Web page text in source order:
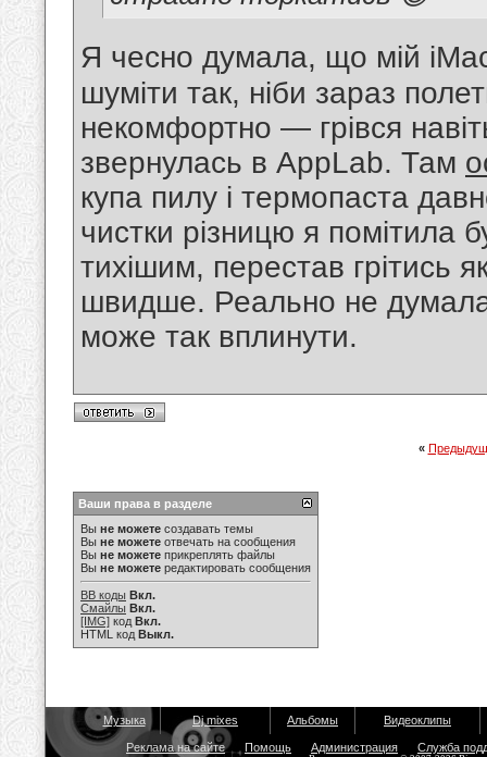
Я чесно думала, що мій iMac
шуміти так, ніби зараз
некомфортно — грівся
звернулась в AppLab. Там
купа пилу і термопаста
чистки різницю я помітила
тихішим, перестав грітись
швидше. Реально не
може так вплинути.
«
Ваши права в разделе
Вы не можете создавать темы
Вы не можете отвечать на сообщения
Вы не можете прикреплять файлы
Вы не можете редактировать сообщения
BB коды Вкл.
Смайлы Вкл.
[IMG] код Вкл.
HTML код Выкл.
Музыка Dj mixes Альбомы Видеоклипы
Реклама на сайте Помощь Администрация Служба